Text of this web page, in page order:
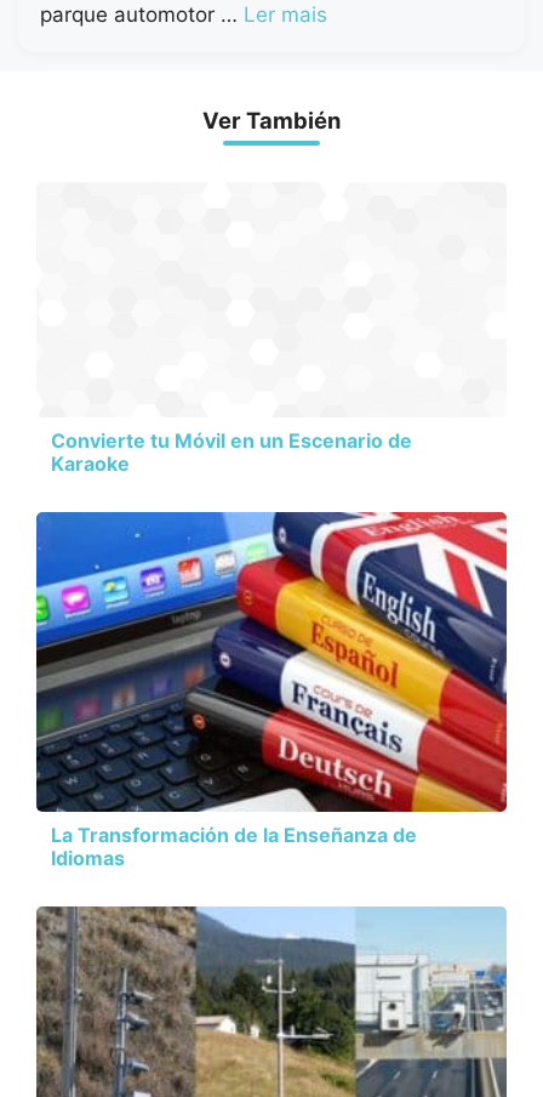
parque automotor … Ler mais
Ver También
Convierte tu Móvil en un Escenario de
Karaoke
La Transformación de la Enseñanza de
Idiomas